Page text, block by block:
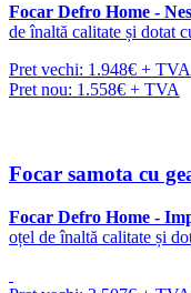
Focar Defro Home -
de înaltă calitate și dotat
Pret vechi: 1.948€ + TVA
Pret nou: 1.558€ + TVA
Focar samota cu
Focar Defro Home -
oțel de înaltă calitate și